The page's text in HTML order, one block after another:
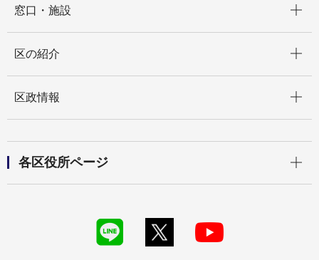
窓口・施設
区の紹介
区政情報
各区役所ページ